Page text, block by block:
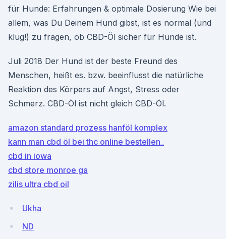
für Hunde: Erfahrungen & optimale Dosierung Wie bei
allem, was Du Deinem Hund gibst, ist es normal (und
klug!) zu fragen, ob CBD-Öl sicher für Hunde ist.
Juli 2018 Der Hund ist der beste Freund des
Menschen, heißt es. bzw. beeinflusst die natürliche
Reaktion des Körpers auf Angst, Stress oder
Schmerz. CBD-Öl ist nicht gleich CBD-Öl.
amazon standard prozess hanföl komplex
kann man cbd öl bei thc online bestellen_
cbd in iowa
cbd store monroe ga
zilis ultra cbd oil
Ukha
ND